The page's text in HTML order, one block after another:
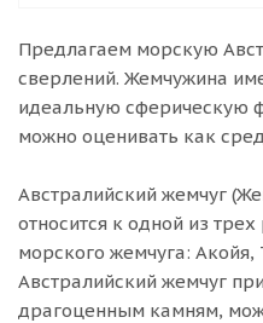
Предлагаем морскую
сверлений. Жемчужина
идеальную сферическую
можно оценивать как
Австралийский жемчуг
относится к одной из
морского жемчуга: Акойя,
Австралийский жемчуг
драгоценным камням,